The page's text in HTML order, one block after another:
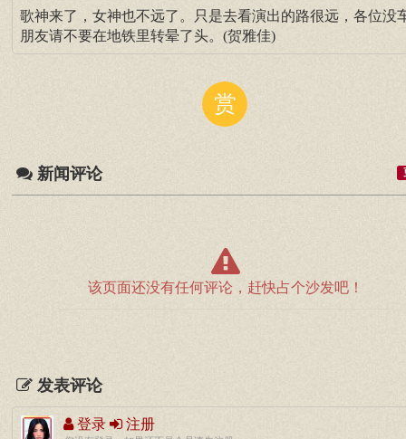
歌神来了，女神也不远了。只是去看演出的路很远，各位没
朋友请不要在地铁里转晕了头。(贺雅佳)
赏
新闻评论
该页面还没有任何评论，赶快占个沙发吧！
发表评论
登录 注册